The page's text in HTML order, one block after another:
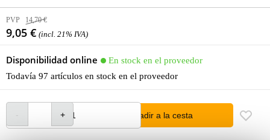
PVP 14,70 €
9,05 € (incl. 21% IVA)
Disponibilidad online
En stock en el proveedor
Todavía 97 artículos en stock en el proveedor
añadir a la cesta